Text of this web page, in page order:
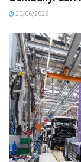
20/06/2026